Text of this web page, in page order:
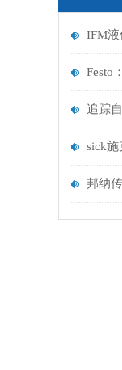
IFM液
追踪
邦纳